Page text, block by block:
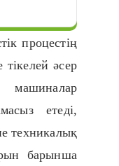
процестің
тікелей әсер
етеді,
техникалық
барынша